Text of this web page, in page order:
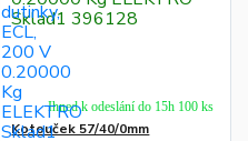
Kotouček 57/40/0mm
Ihned k odeslání do 15h 100 ks